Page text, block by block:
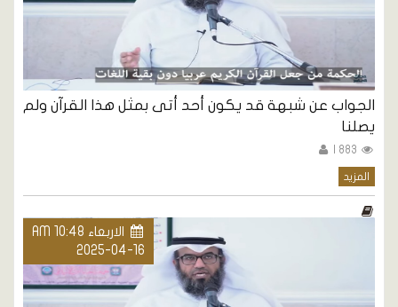
الجواب عن شبهة قد يكون أحد أتى بمثل هذا القرآن ولم
يصلنا
المزيد
الاربعاء AM 10:48
2025-04-16